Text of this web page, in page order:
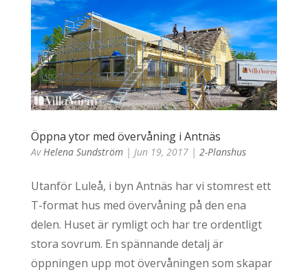
Öppna ytor med övervåning i Antnäs
AvHelena Sundström| Jun 19, 2017| 2-Planshus
Utanför Luleå, i byn Antnäs har vi stomrest ett
T-format hus med övervåning på den ena
delen. Huset är rymligt och har tre ordentligt
stora sovrum. En spännande detalj är
öppningen upp mot övervåningen som skapar